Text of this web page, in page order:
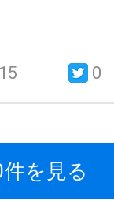
15 0
を見る